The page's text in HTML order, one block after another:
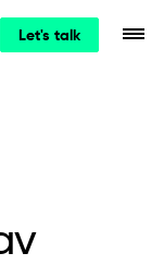
Let's talk